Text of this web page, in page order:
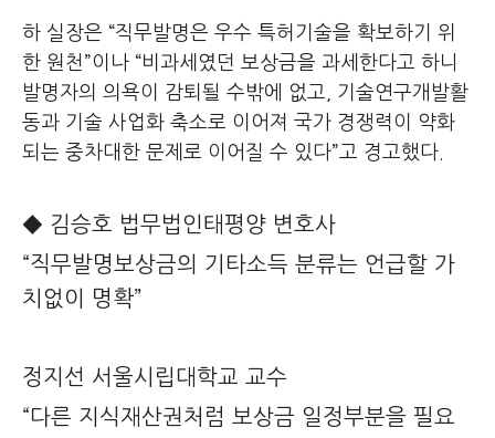
하 실장은 “직무발명은 우수 특허기술을 확보하기 위
한 원천”이나 “비과세였던 보상금을 과세한다고 하니
발명자의 의욕이 감퇴될 수밖에 없고, 기술연구개발활
동과 기술 사업화 축소로 이어져 국가 경쟁력이 약화
되는 중차대한 문제로 이어질 수 있다”고 경고했다.
◆ 김승호 법무법인태평양 변호사
“직무발명보상금의 기타소득 분류는 언급할 가
치없이 명확”
정지선 서울시립대학교 교수
“다른 지식재산권처럼 보상금 일정부분을 필요